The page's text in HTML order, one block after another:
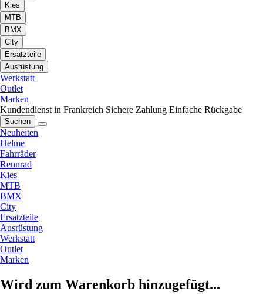
Kies
MTB
BMX
City
Ersatzteile
Ausrüstung
Werkstatt
Outlet
Marken
Kundendienst in Frankreich Sichere Zahlung Einfache Rückgabe
Suchen
Neuheiten
Helme
Fahrräder
Rennrad
Kies
MTB
BMX
City
Ersatzteile
Ausrüstung
Werkstatt
Outlet
Marken
Wird zum Warenkorb hinzugefügt...